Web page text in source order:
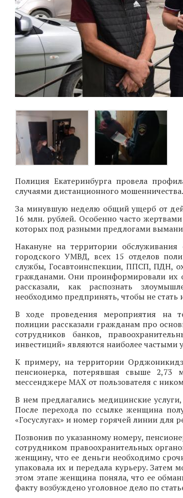
Полиция Екатеринбурга провела
случаями дистанционного мошенничества.
За минувшую неделю общий ущерб от
16 млн. рублей. Особенно часто
которых под разными предлогами
Накануне на территории
городского УМВД, всех 15 отделов
службы, Госавтоинспекции, ППСП, ПДН,
гражданами. Они проинформировали их
рассказали, как распознать
необходимо предпринять, чтобы не стать
В ходе проведения мероприятия на
полиции рассказали гражданам про
сотрудников банков,
инвестиций» являются наиболее частыми
К примеру, на территории
пенсионерка, потерявшая свыше 2,73
мессенджере MAX от пользователя с
В нем предлагались медицинские
После перехода по ссылке женщина
«Госуслугах» и номер горячей линии для
Позвонив по указанному номеру,
сотрудником правоохранительных
женщину, что ее деньги необходимо
упаковала их и передала курьеру.
этом этапе женщина поняла, что ее
факту возбуждено уголовное дело по